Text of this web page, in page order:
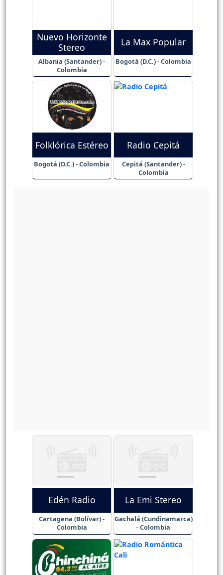
Nuevo Horizonte
Stereo
Albania (Santander) -
Colombia
La Max Popular
Bogotá (D.C.) - Colombia
Folklórica Estéreo
Bogotá (D.C.) - Colombia
Radio Cepitá
Cepitá (Santander) -
Colombia
Edén Radio
Cartagena (Bolívar) -
Colombia
La Emi Stereo
Gachalá (Cundinamarca)
- Colombia